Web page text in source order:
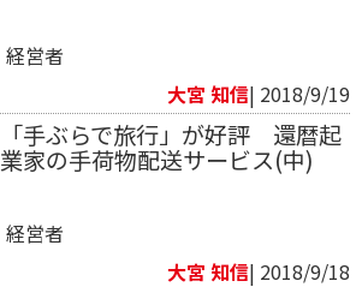
経営者
大宮 知信| 2018/9/19
​「手ぶらで旅行」が好評 還暦起
業家の手荷物配送サービス​(中)
経営者
大宮 知信| 2018/9/18